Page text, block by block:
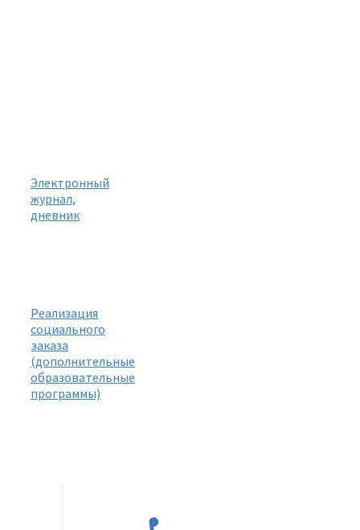
Электронный
журнал,
дневник
Реализация
социального
заказа
(дополнительные
образовательные
программы)